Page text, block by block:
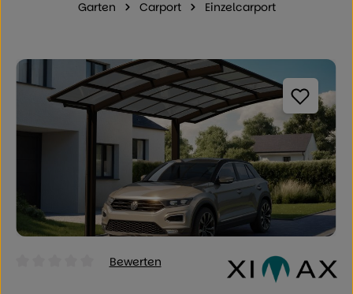
Garten Carport Einzelcarport
Bildergalerie überspringen
Durchschnittliche Bewertung von 0 von 5 Sternen
Bewerten